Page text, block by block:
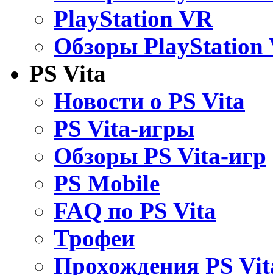
PlayStation VR
Обзоры PlayStation
PS Vita
Новости о PS Vita
PS Vita-игры
Обзоры PS Vita-игр
PS Mobile
FAQ по PS Vita
Трофеи
Прохождения PS